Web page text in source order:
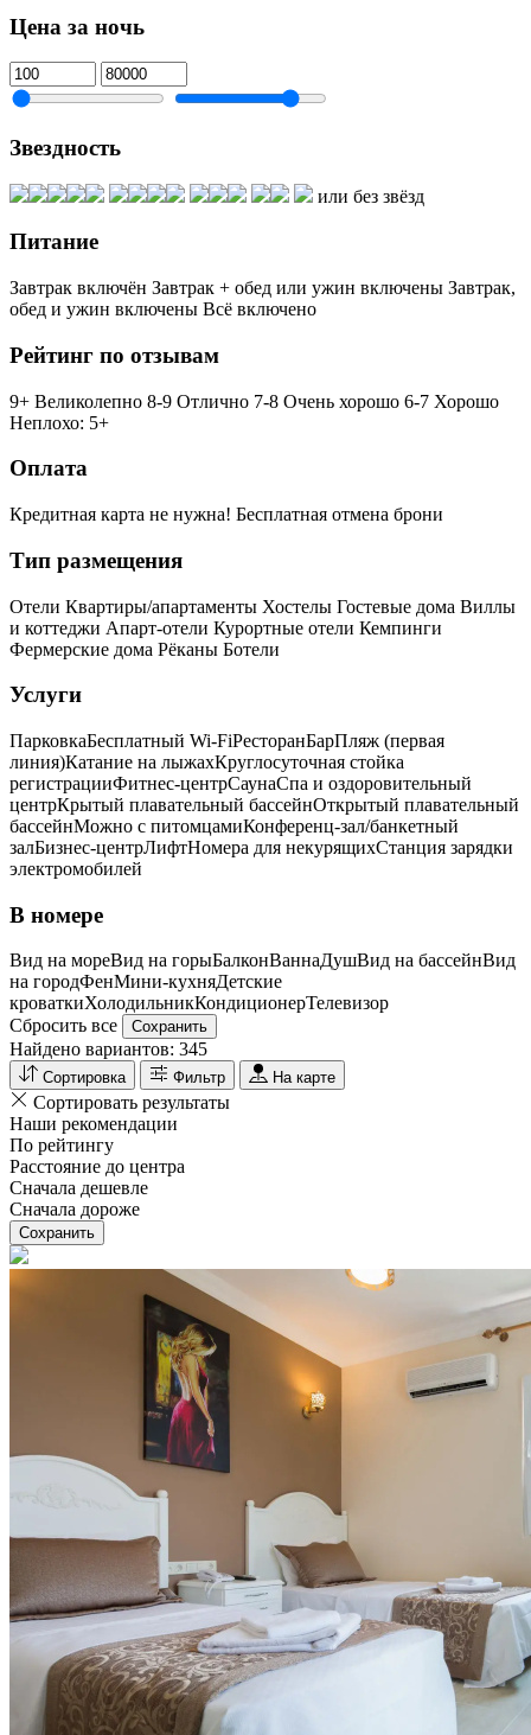
Цена за ночь
Звездность
или без звёзд
Питание
Завтрак включён Завтрак + обед или ужин включены Завтрак,
обед и ужин включены Всё включено
Рейтинг по отзывам
9+ Великолепно 8-9 Отлично 7-8 Очень хорошо 6-7 Хорошо
Неплохо: 5+
Оплата
Кредитная карта не нужна! Бесплатная отмена брони
Тип размещения
Отели Квартиры/апартаменты Хостелы Гостевые дома Виллы
и коттеджи Апарт-отели Курортные отели Кемпинги
Фермерские дома Рёканы Ботели
Услуги
ПарковкаБесплатный Wi-FiРесторанБарПляж (первая
линия)Катание на лыжахКруглосуточная стойка
регистрацииФитнес-центрСаунаСпа и оздоровительный
центрКрытый плавательный бассейнОткрытый плавательный
бассейнМожно с питомцамиКонференц-зал/банкетный
залБизнес-центрЛифтНомера для некурящихCтанция зарядки
электромобилей
В номере
Вид на мореВид на горыБалконВаннаДушВид на бассейнВид
на городФенМини-кухняДетские
кроваткиХолодильникКондиционерТелевизор
Сбросить все
Сохранить
Найдено вариантов: 345
Сортировка Фильтр На карте
Сортировать результаты
Наши рекомендации
По рейтингу
Расстояние до центра
Сначала дешевле
Сначала дороже
Сохранить